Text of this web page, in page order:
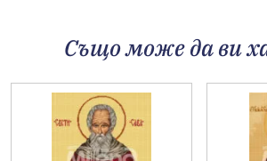
Също може да ви